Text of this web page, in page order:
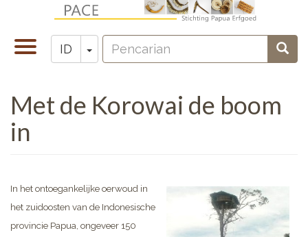
Toggle
navigation
ID Toggle Dropdown
Zoeken
Pencarian
Met de Korowai de boom
in
In het ontoegankelijke oerwoud in
het zuidoosten van de Indonesische
provincie Papua, ongeveer 150